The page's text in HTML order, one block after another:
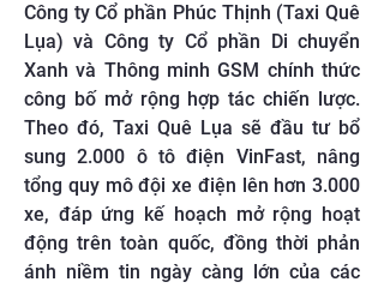
Công ty Cổ phần Phúc Thịnh (Taxi Quê
Lụa) và Công ty Cổ phần Di chuyển
Xanh và Thông minh GSM chính thức
công bố mở rộng hợp tác chiến lược.
Theo đó, Taxi Quê Lụa sẽ đầu tư bổ
sung 2.000 ô tô điện VinFast, nâng
tổng quy mô đội xe điện lên hơn 3.000
xe, đáp ứng kế hoạch mở rộng hoạt
động trên toàn quốc, đồng thời phản
ánh niềm tin ngày càng lớn của các